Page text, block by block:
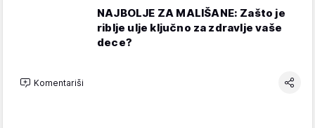
NAJBOLJE ZA MALIŠANE: Zašto je
riblje ulje ključno za zdravlje vaše
dece?
Komentariši